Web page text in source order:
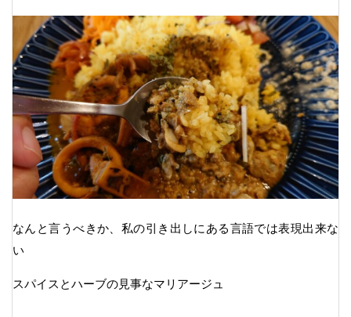
なんと言うべきか、私の引き出しにある言語では表現出来な
い
スパイスとハーブの見事なマリアージュ